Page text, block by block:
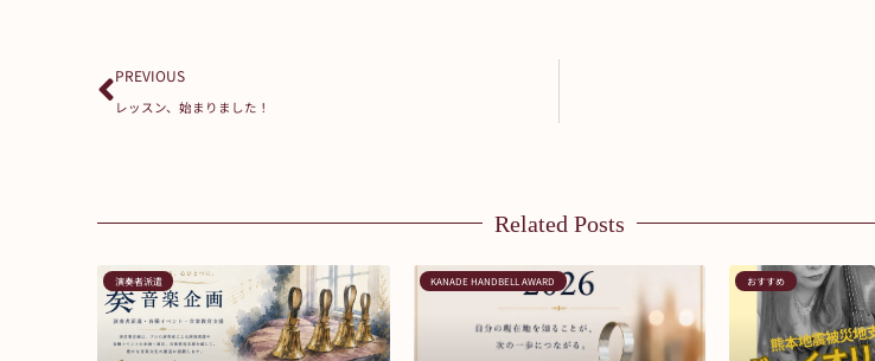
PREVIOUS
レッスン、始まりました！
Related Posts
演奏者派遣 KANADE HANDBELL AWARD おすすめ